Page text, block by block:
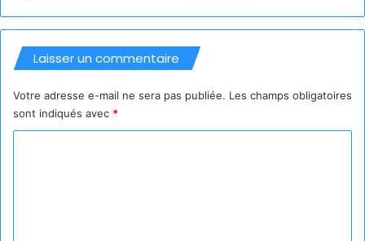
Laisser un commentaire
Votre adresse e-mail ne sera pas publiée. Les champs obligatoires
sont indiqués avec *